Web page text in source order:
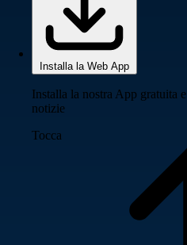
Installa la Web App
Installa la nostra App gratuita
notizie
Tocca